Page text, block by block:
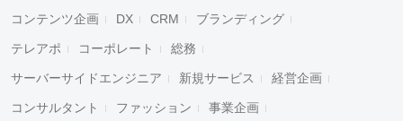
コンテンツ企画 DX CRM ブランディング
テレアポ コーポレート 総務
サーバーサイドエンジニア 新規サービス 経営企画
コンサルタント ファッション 事業企画